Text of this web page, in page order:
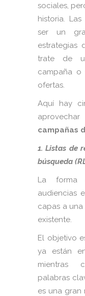
sociales,
historia.
ser un
estrategias
trate de
campaña o
ofertas.
Aquí hay
campañas
1. Listas de
búsqueda
La forma
audiencias
capas a
existente.
El objetivo
ya están
mientras
palabras
es una gran